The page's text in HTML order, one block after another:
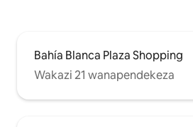
Bahía Blanca Plaza Shopping
Wakazi 21 wanapendekeza